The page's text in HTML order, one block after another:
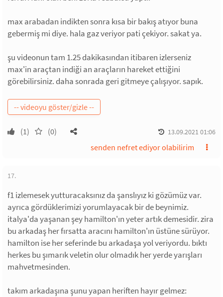
max arabadan indikten sonra kısa bir bakış atıyor buna
gebermiş mi diye. hala gaz veriyor pati çekiyor. sakat ya.
şu videonun tam 1.25 dakikasından itibaren izlerseniz
max'in araçtan indiği an araçların hareket ettiğini
görebilirsiniz. daha sonrada geri gitmeye çalışıyor. sapık.
(1) (0) 13.09.2021 01:06
senden nefret ediyor olabilirim
17.
f1 izlemesek yutturacaksınız da şanslıyız ki gözümüz var.
ayrıca gördüklerimizi yorumlayacak bir de beynimiz.
italya'da yaşanan şey hamilton'ın yeter artık demesidir. zira
bu arkadaş her fırsatta aracını hamilton'ın üstüne sürüyor.
hamilton ise her seferinde bu arkadaşa yol veriyordu. bıktı
herkes bu şımarık veletin olur olmadık her yerde yarışları
mahvetmesinden.
takım arkadaşına şunu yapan heriften hayır gelmez: